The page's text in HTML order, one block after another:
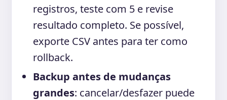
registros, teste com 5 e revise
resultado completo. Se possível,
exporte CSV antes para ter como
rollback.
Backup antes de mudanças
grandes: cancelar/desfazer puede